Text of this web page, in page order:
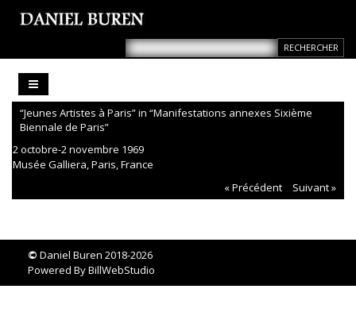
“Jeunes Artistes à Paris” in “Manifestations annexes Sixième
Biennale de Paris”
2 octobre-2 novembre 1969
Musée Galliera, Paris, France
« Précédent
Suivant »
© Daniel Buren 2018-2026
Powered ByBillWebStudio